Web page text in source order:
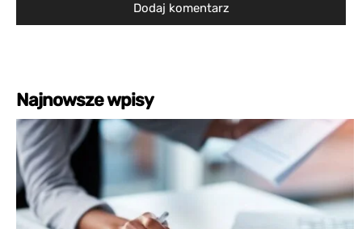
Najnowsze wpisy